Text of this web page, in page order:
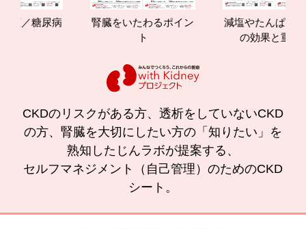
腎臓をいたわるポイン
減塩やたんぱく質管理
の効果と重要性
CKDのリスクがある方、透析をしていないCKD
の方、腎臓を大切にしたい方の「知りたい」を
熟知したじんラボが提案する、
セルフマネジメント（自己管理）のためのCKD
シート。